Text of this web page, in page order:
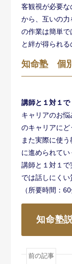
客観視が必要
から、互いの力
の作業は簡単で
と絆が得られる
知命塾 個別
講師と１対１で
キャリアのお
のキャリアにど
また実際に使
に進められてい
講師と１対１
では話しにくい
（所要時間：60
知命塾
前の記事